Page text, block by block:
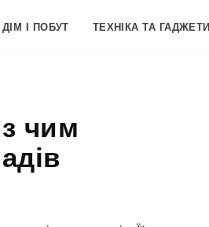
ДІМ І ПОБУТ ТЕХНІКА ТА ГАДЖЕТИ
з чим